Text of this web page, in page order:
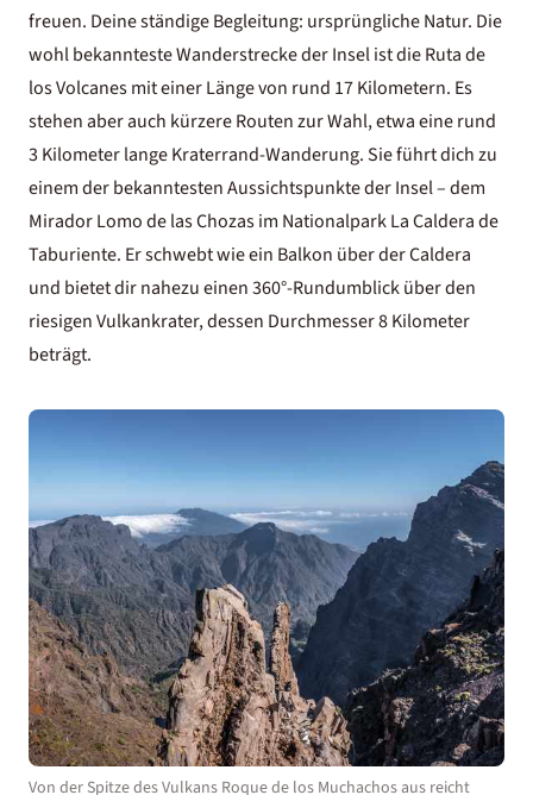
freuen. Deine ständige Begleitung: ursprüngliche Natur. Die
wohl bekannteste Wanderstrecke der Insel ist die Ruta de
los Volcanes mit einer Länge von rund 17 Kilometern. Es
stehen aber auch kürzere Routen zur Wahl, etwa eine rund
3 Kilometer lange Kraterrand-Wanderung. Sie führt dich zu
einem der bekanntesten Aussichtspunkte der Insel – dem
Mirador Lomo de las Chozas im Nationalpark La Caldera de
Taburiente. Er schwebt wie ein Balkon über der Caldera
und bietet dir nahezu einen 360°-Rundumblick über den
riesigen Vulkankrater, dessen Durchmesser 8 Kilometer
beträgt.
Von der Spitze des Vulkans Roque de los Muchachos aus reicht